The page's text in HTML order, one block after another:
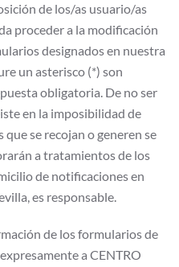
de los/as usuario/as
proceder a la modificación
designados en nuestra
un asterisco (*) son
obligatoria. De no ser
en la imposibilidad de
se recojan o generen se
a tratamientos de los
de notificaciones en
es responsable.
de los formularios de
a CENTRO